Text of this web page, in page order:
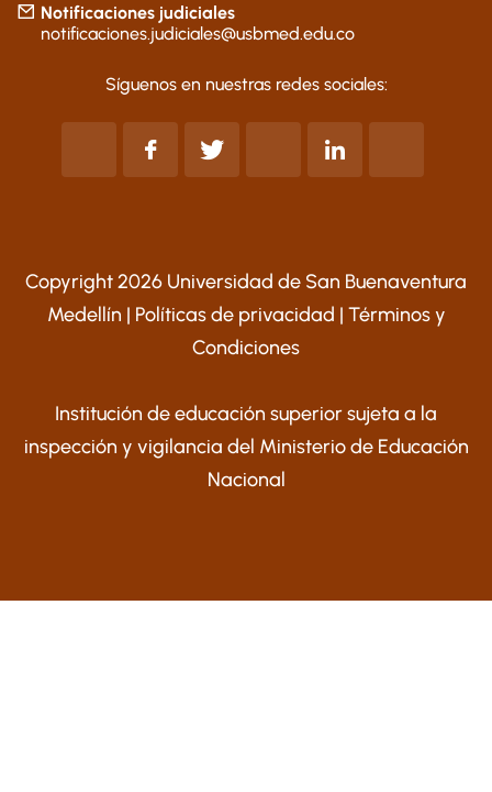
Notificaciones judiciales
notificaciones.judiciales@usbmed.edu.co
Síguenos en nuestras redes sociales:
Copyright 2026 Universidad de San Buenaventura
Medellín | Políticas de privacidad | Términos y
Condiciones
Institución de educación superior sujeta a la
inspección y vigilancia del Ministerio de Educación
Nacional